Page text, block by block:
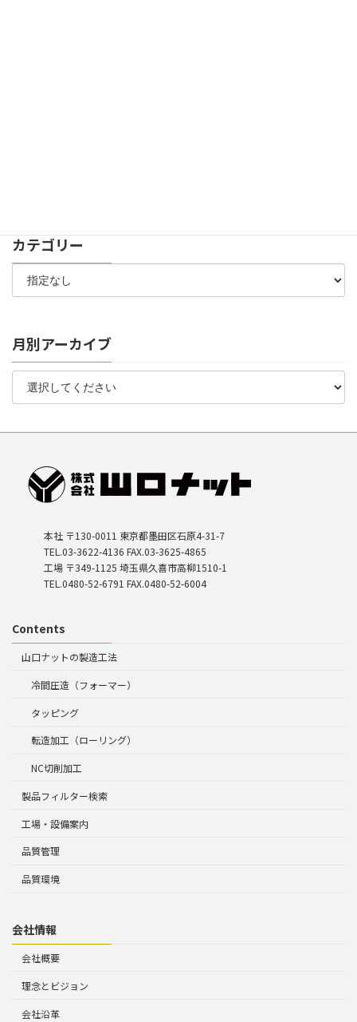
カテゴリー
月別アーカイブ
本社 〒130-0011 東京都墨田区石原4-31-7
TEL.03-3622-4136 FAX.03-3625-4865
工場 〒349-1125 埼玉県久喜市高柳1510-1
TEL.0480-52-6791 FAX.0480-52-6004
Contents
山口ナットの製造工法
冷間圧造（フォーマー）
タッピング
転造加工（ローリング）
NC切削加工
製品フィルター検索
工場・設備案内
品質管理
品質環境
会社情報
会社概要
理念とビジョン
会社沿革